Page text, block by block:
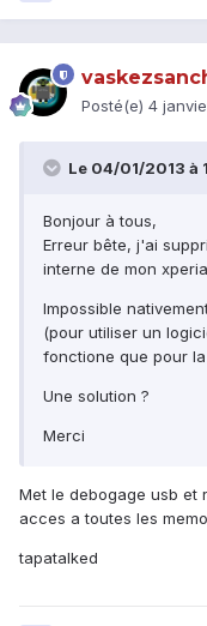
Posté(e) 4
Le 04/01/2013 à
Bonjour à tous,
Erreur bête, j'ai
interne de mon
Impossible
(pour utiliser un
fonctione que pour la
Une solution ?
Merci
Met le debogage usb et
acces a toutes les
tapatalked